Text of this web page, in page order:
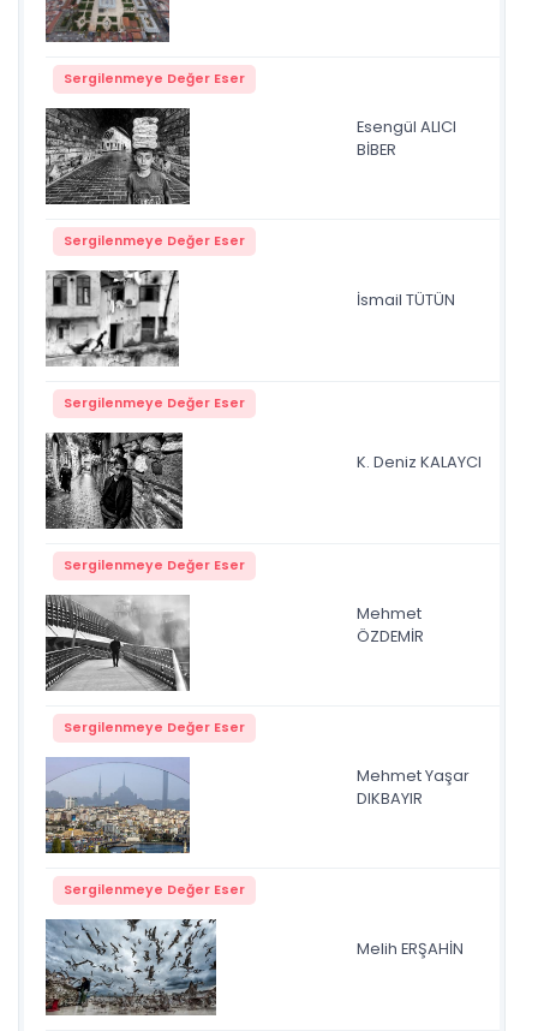
Sergilenmeye Değer Eser
Esengül ALICI
BİBER
Sergilenmeye Değer Eser
İsmail TÜTÜN
Sergilenmeye Değer Eser
K. Deniz KALAYCI
Sergilenmeye Değer Eser
Mehmet
ÖZDEMİR
Sergilenmeye Değer Eser
Mehmet Yaşar
DIKBAYIR
Sergilenmeye Değer Eser
Melih ERŞAHİN